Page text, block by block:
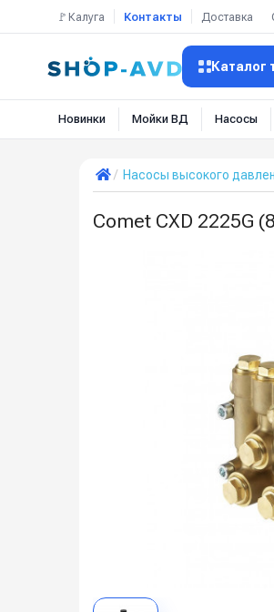
🚩Калуга Контакты Доставка
Каталог
Новинки Мойки ВД Насосы
Насосы высокого
Comet CXD 2225G